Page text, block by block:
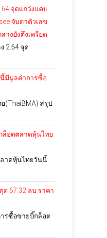
จุดแกว่งแคบ
จับตาตัวเลข
างยังตึงเครียด
2.64 จุด
มีมูลค่าการซื้อ
(ThaiBMA) สรุป
ล็อตตลาดหุ้นไทย
าดหุ้นไทยวันนี้
ด 67.32 ลบ.ราคา
รซื้อขายบิ๊กล็อต